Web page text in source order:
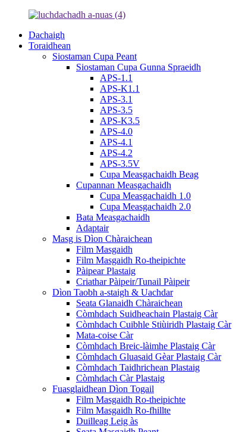
Dachaigh
Toraidhean
Siostaman Cupa Peant
Siostaman Cupa Gunna Spraeidh
APS-1.1
APS-K1.1
APS-3.1
APS-3.5
APS-K3.5
APS-4.0
APS-4.1
APS-4.2
APS-3.5V
Cupa Measgachaidh Beag
Cupannan Measgachaidh
Cupa Measgachaidh 1.0
Cupa Measgachaidh 2.0
Bata Measgachaidh
Adaptair
Masg is Dìon Chàraichean
Film Masgaidh
Film Masgaidh Ro-theipichte
Pàipear Plastaig
Criathar Pàipeir/Tunail Pàipeir
Dìon Taobh a-staigh & Uachdar
Seata Glanaidh Chàraichean
Còmhdach Suidheachain Plastaig Càr
Còmhdach Cuibhle Stiùiridh Plastaig Càr
Mata-coise Càr
Còmhdach Breic-làimhe Plastaig Càr
Còmhdach Gluasaid Gèar Plastaig Càr
Còmhdach Taidhrichean Plastaig
Còmhdach Càr Plastaig
Fuasglaidhean Dìon Togail
Film Masgaidh Ro-theipichte
Film Masgaidh Ro-fhillte
Duilleag Leig às